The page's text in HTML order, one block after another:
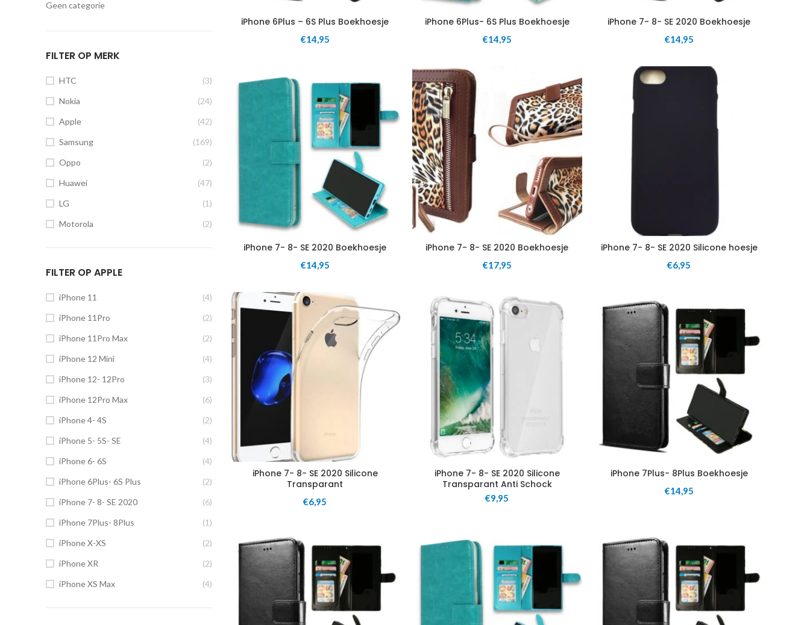
Geen categorie
FILTER OP MERK
HTC
(3)
Nokia
(24)
Apple
(42)
Samsung
(169)
Oppo
(2)
Huawei
(47)
LG
(1)
Motorola
(2)
FILTER OP APPLE
iPhone 11
(4)
iPhone 11Pro
(2)
iPhone 11Pro Max
(2)
iPhone 12 Mini
(4)
iPhone 12- 12Pro
(3)
iPhone 12Pro Max
(6)
iPhone 4- 4S
(2)
iPhone 5- 5S- SE
(4)
iPhone 6- 6S
(4)
iPhone 6Plus- 6S Plus
(2)
iPhone 7- 8- SE 2020
(6)
iPhone 7Plus- 8Plus
(1)
iPhone X-XS
(2)
iPhone XR
(2)
iPhone XS Max
(4)
iPhone 6Plus – 6S Plus Boekhoesje
€14,95
iPhone 6Plus- 6S Plus Boekhoesje
€14,95
iPhone 7- 8- SE 2020 Boekhoesje
€14,95
iPhone 7- 8- SE 2020 Boekhoesje
€14,95
iPhone 7- 8- SE 2020 Boekhoesje
€17,95
iPhone 7- 8- SE 2020 Silicone hoesje
€6,95
iPhone 7- 8- SE 2020 Silicone
Transparant
€6,95
iPhone 7- 8- SE 2020 Silicone
Transparant Anti Schock
€9,95
iPhone 7Plus- 8Plus Boekhoesje
€14,95